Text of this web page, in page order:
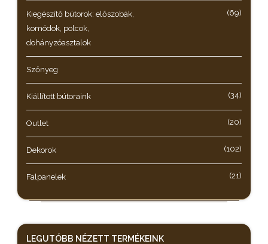
Kiegészítő bútorok: előszobák,
komódok, polcok,
dohányzóasztalok
(69)
Szőnyeg
Kiállított bútoraink (34)
Outlet (20)
Dekorok (102)
Falpanelek (21)
LEGUTÓBB NÉZETT TERMÉKEINK